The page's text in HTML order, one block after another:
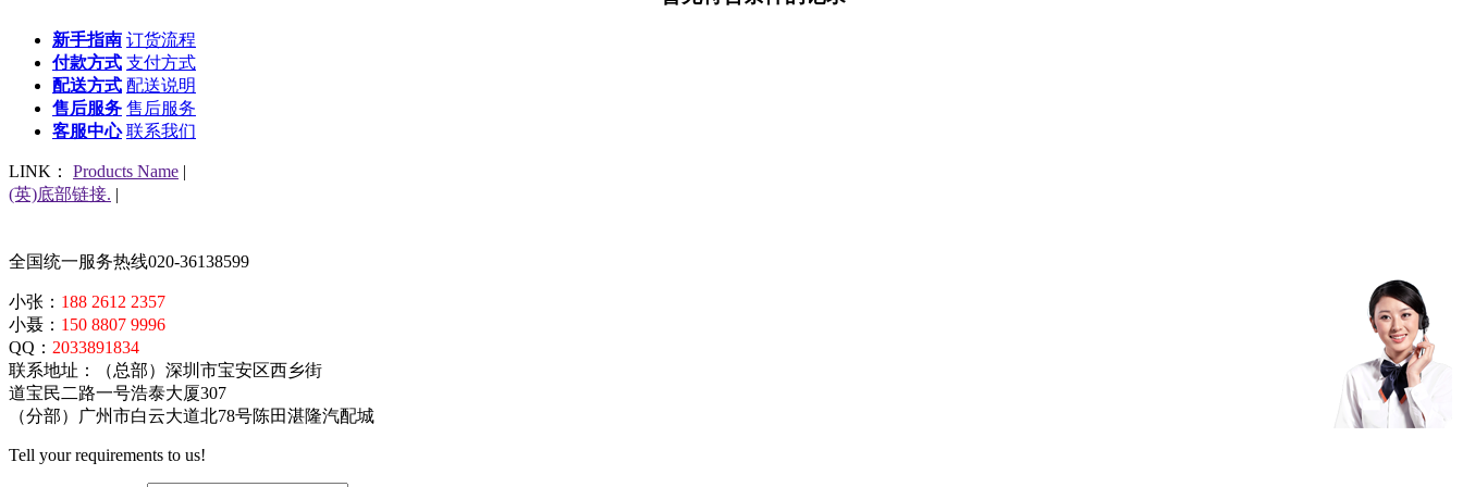
新手指南 订货流程
付款方式 支付方式
配送方式 配送说明
售后服务 售后服务
客服中心 联系我们
LINK： Products Name |
(英)底部链接. |
全国统一服务热线020-36138599
小张： 188 2612 2357
小聂： 150 8807 9996
QQ： 2033891834
联系地址：（总部）深圳市宝安区西乡街
道宝民二路一号浩泰大厦307
（分部）广州市白云大道北78号陈田湛隆汽配城
Tell your requirements to us!